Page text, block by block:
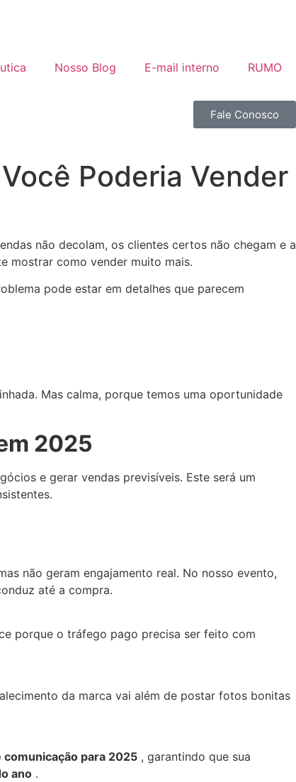
Nosso Blog E-mail interno RUMO
Fale Conosco
Poderia Vender
não decolam, os clientes certos não chegam e a
mostrar como vender muito mais.
pode estar em detalhes que parecem
Mas calma, porque temos uma oportunidade
2025
e gerar vendas previsíveis. Este será um
não geram engajamento real. No nosso evento,
até a compra.
porque o tráfego pago precisa ser feito com
da marca vai além de postar fotos bonitas
para 2025 , garantindo que sua
ano .